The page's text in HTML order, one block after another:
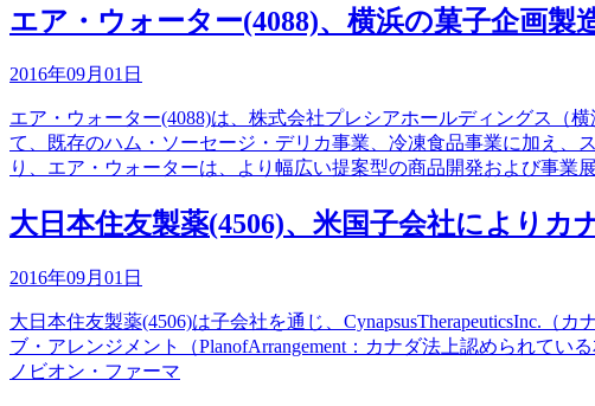
エア・ウォーター(4088)、横浜の菓子企画製
2016年09月01日
エア・ウォーター(4088)は、株式会社プレシアホールディングス（
て、既存のハム・ソーセージ・デリカ事業、冷凍食品事業に加え、
り、エア・ウォーターは、より幅広い提案型の商品開発および事業展
大日本住友製薬(4506)、米国子会社により
2016年09月01日
大日本住友製薬(4506)は子会社を通じ、CynapsusTherapeuticsInc.
ブ・アレンジメント（PlanofArrangement：カナダ法上認められて
ノビオン・ファーマ